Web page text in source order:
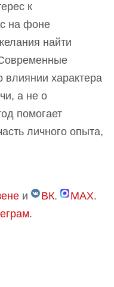
к
на фоне
найти
влиянии характера
а не о
помогает
личного опыта,
и ВК. MAX.
.